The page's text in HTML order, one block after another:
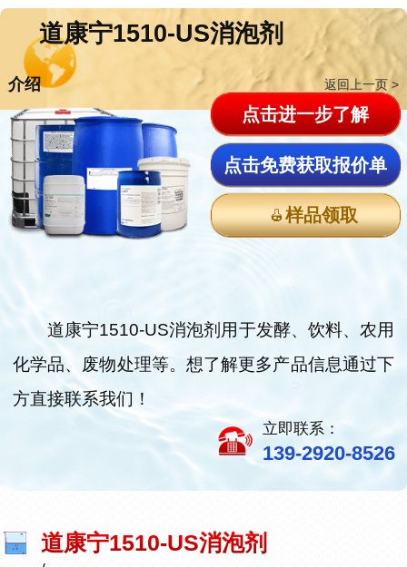
道康宁1510-US消泡剂
介绍 返回上一页 >
道康宁1510-US消泡剂用于发酵、饮料、农用
化学品、废物处理等。想了解更多产品信息通过下
方直接联系我们！
点击进一步了解
点击免费获取报价单
样品领取
立即联系：
139-2920-8526
道康宁1510-US消泡剂